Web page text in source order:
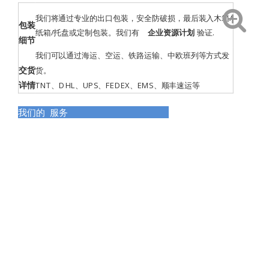
包装
细节
我们将通过专业的出口包装，安全防破损，最后装入木箱/
纸箱/托盘或定制包装。我们有企业资源计划 验证.
交货
详情
我们可以通过海运、空运、铁路运输、中欧班列等方式发
货。
TNT、DHL、UPS、FEDEX、EMS、顺丰速运等
我们的 服务